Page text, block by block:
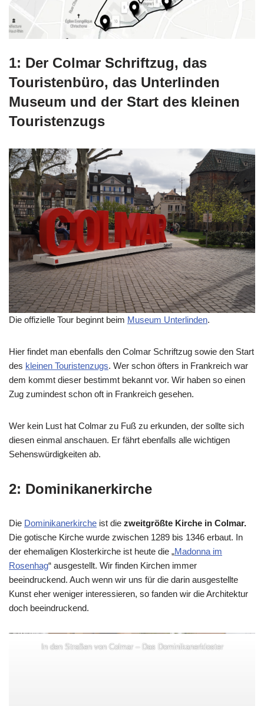
1: Der Colmar Schriftzug, das
Touristenbüro, das Unterlinden
Museum und der Start des kleinen
Touristenzugs
Die offizielle Tour beginnt beim Museum Unterlinden.
Hier findet man ebenfalls den Colmar Schriftzug sowie den Start
des kleinen Touristenzugs. Wer schon öfters in Frankreich war
dem kommt dieser bestimmt bekannt vor. Wir haben so einen
Zug zumindest schon oft in Frankreich gesehen.
Wer kein Lust hat Colmar zu Fuß zu erkunden, der sollte sich
diesen einmal anschauen. Er fährt ebenfalls alle wichtigen
Sehenswürdigkeiten ab.
2: Dominikanerkirche
Die Dominikanerkirche ist die zweitgrößte Kirche in Colmar.
Die gotische Kirche wurde zwischen 1289 bis 1346 erbaut. In
der ehemaligen Klosterkirche ist heute die „Madonna im
Rosenhag“ ausgestellt. Wir finden Kirchen immer
beeindruckend. Auch wenn wir uns für die darin ausgestellte
Kunst eher weniger interessieren, so fanden wir die Architektur
doch beeindruckend.
In den Straßen von Colmar – Das Dominikanerkloster